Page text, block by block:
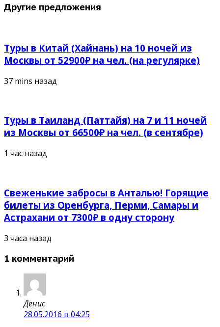
Другие предложения
Туры в Китай (Хайнань) на 10 ночей из
Москвы от 52900₽ на чел. (на регулярке)
37 mins назад
Туры в Таиланд (Паттайя) на 7 и 11 ночей
из Москвы от 66500₽ на чел. (в сентябре)
1 час назад
Свеженькие забросы в Анталью! Горящие
билеты из Оренбурга, Перми, Самары и
Астрахани от 7300₽ в одну сторону
3 часа назад
1 комментарий
Денис
28.05.2016 в 04:25